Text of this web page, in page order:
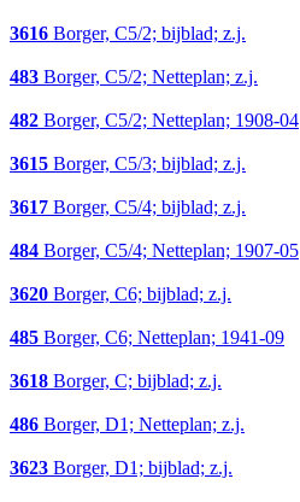
3616 Borger, C5/2; bijblad; z.j.
483 Borger, C5/2; Netteplan; z.j.
482 Borger, C5/2; Netteplan; 1908-04
3615 Borger, C5/3; bijblad; z.j.
3617 Borger, C5/4; bijblad; z.j.
484 Borger, C5/4; Netteplan; 1907-05
3620 Borger, C6; bijblad; z.j.
485 Borger, C6; Netteplan; 1941-09
3618 Borger, C; bijblad; z.j.
486 Borger, D1; Netteplan; z.j.
3623 Borger, D1; bijblad; z.j.